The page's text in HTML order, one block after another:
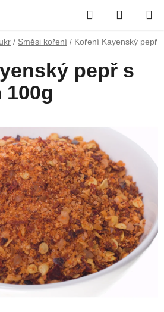
Hledat
KOŠÍK
/ Směsi koření / Koření Kayenský pepř
pepř s
100g